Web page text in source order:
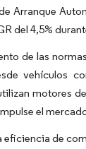
Arranque
del 4,5%
de las
vehículos
motores
el
eficiencia de